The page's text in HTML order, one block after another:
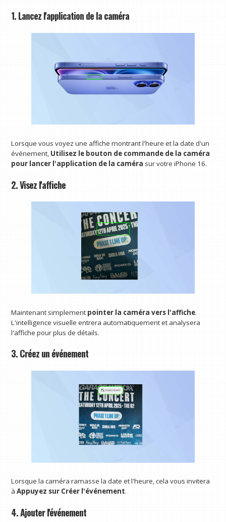
1. Lancez l'application de la caméra
Lorsque vous voyez une affiche montrant l'heure et la date d'un
événement, Utilisez le bouton de commande de la caméra
pour lancer l'application de la caméra sur votre iPhone 16.
2. Visez l'affiche
Maintenant simplement pointer la caméra vers l'affiche.
L'intelligence visuelle entrera automatiquement et analysera
l'affiche pour plus de détails.
3. Créez un événement
Lorsque la caméra ramasse la date et l'heure, cela vous invitera
àAppuyez sur Créer l'événement.
4. Ajouter l'événement